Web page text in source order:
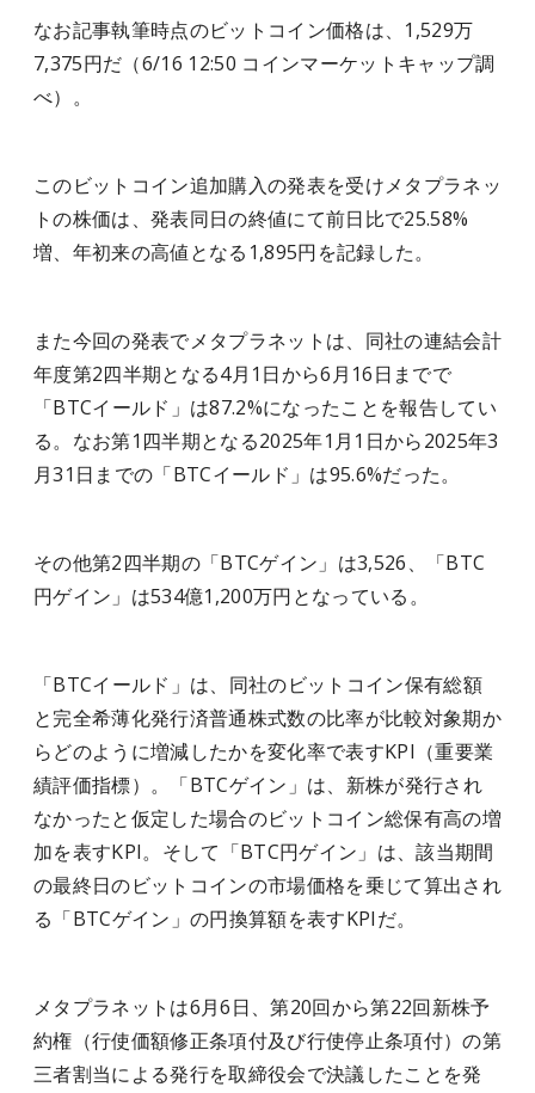
なお記事執筆時点のビットコイン価格は、1,529万
7,375円だ（6/16 12:50 コインマーケットキャップ調
べ）。
このビットコイン追加購入の発表を受けメタプラネッ
トの株価は、発表同日の終値にて前日比で25.58%
増、年初来の高値となる1,895円を記録した。
また今回の発表でメタプラネットは、同社の連結会計
年度第2四半期となる4月1日から6月16日までで
「BTCイールド」は87.2%になったことを報告してい
る。なお第1四半期となる2025年1月1日から2025年3
月31日までの「BTCイールド」は95.6%だった。
その他第2四半期の「BTCゲイン」は3,526、「BTC
円ゲイン」は534億1,200万円となっている。
「BTCイールド」は、同社のビットコイン保有総額
と完全希薄化発行済普通株式数の比率が比較対象期か
らどのように増減したかを変化率で表すKPI（重要業
績評価指標）。「BTCゲイン」は、新株が発行され
なかったと仮定した場合のビットコイン総保有高の増
加を表すKPI。そして「BTC円ゲイン」は、該当期間
の最終日のビットコインの市場価格を乗じて算出され
る「BTCゲイン」の円換算額を表すKPIだ。
メタプラネットは6月6日、第20回から第22回新株予
約権（行使価額修正条項付及び行使停止条項付）の第
三者割当による発行を取締役会で決議したことを発